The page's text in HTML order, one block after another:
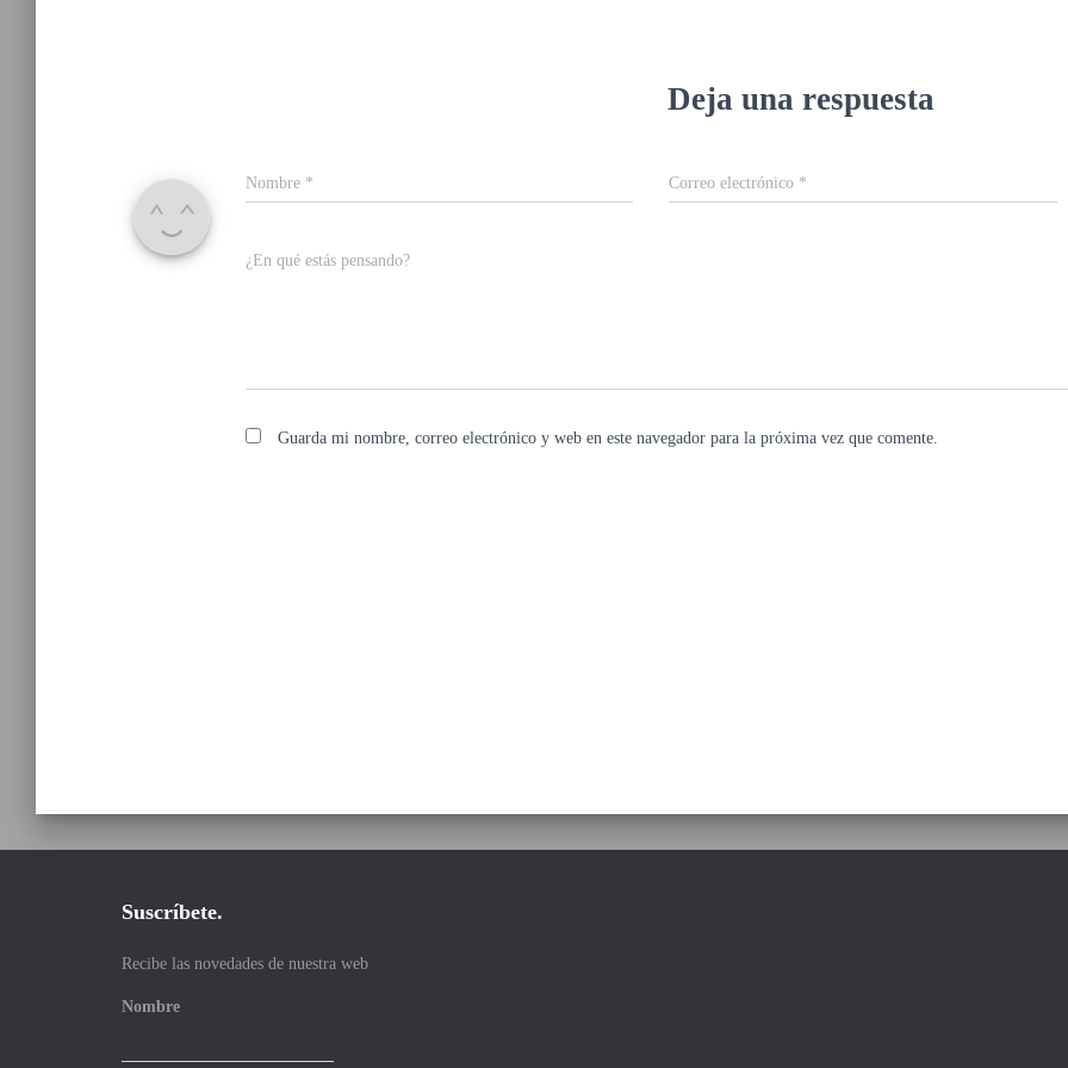
Deja una respuesta
Nombre * Correo electrónico *
¿En qué estás pensando?
Guarda mi nombre, correo electrónico y web en este navegador para la próxima vez que comente.
Suscríbete.
Recibe las novedades de nuestra web
Nombre